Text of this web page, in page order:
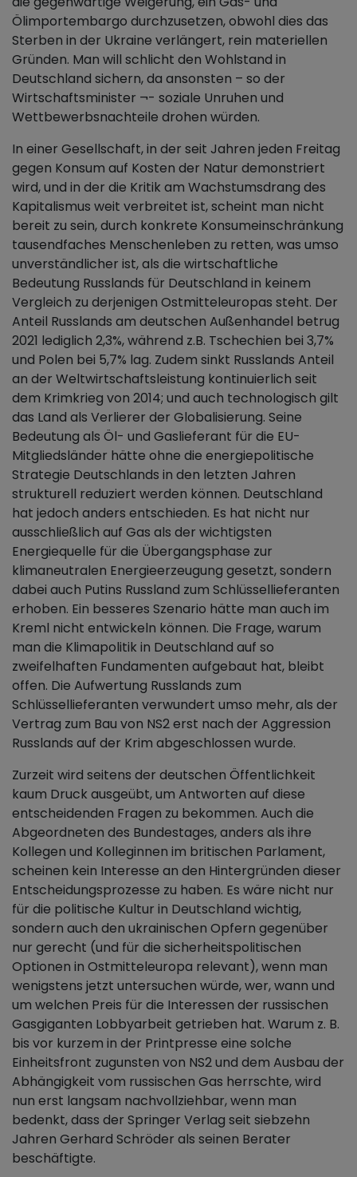
Ölimportembargo durchzusetzen, obwohl dies das
Sterben in der Ukraine verlängert, rein materiellen
Gründen. Man will schlicht den Wohlstand in
Deutschland sichern, da ansonsten – so der
Wirtschaftsminister ¬- soziale Unruhen und
Wettbewerbsnachteile drohen würden.
In einer Gesellschaft, in der seit Jahren jeden Freitag
gegen Konsum auf Kosten der Natur demonstriert
wird, und in der die Kritik am Wachstumsdrang des
Kapitalismus weit verbreitet ist, scheint man nicht
bereit zu sein, durch konkrete Konsumeinschränkung
tausendfaches Menschenleben zu retten, was umso
unverständlicher ist, als die wirtschaftliche
Bedeutung Russlands für Deutschland in keinem
Vergleich zu derjenigen Ostmitteleuropas steht. Der
Anteil Russlands am deutschen Außenhandel betrug
2021 lediglich 2,3%, während z.B. Tschechien bei 3,7%
und Polen bei 5,7% lag. Zudem sinkt Russlands Anteil
an der Weltwirtschaftsleistung kontinuierlich seit
dem Krimkrieg von 2014; und auch technologisch gilt
das Land als Verlierer der Globalisierung. Seine
Bedeutung als Öl- und Gaslieferant für die EU-
Mitgliedsländer hätte ohne die energiepolitische
Strategie Deutschlands in den letzten Jahren
strukturell reduziert werden können. Deutschland
hat jedoch anders entschieden. Es hat nicht nur
ausschließlich auf Gas als der wichtigsten
Energiequelle für die Übergangsphase zur
klimaneutralen Energieerzeugung gesetzt, sondern
dabei auch Putins Russland zum Schlüssellieferanten
erhoben. Ein besseres Szenario hätte man auch im
Kreml nicht entwickeln können. Die Frage, warum
man die Klimapolitik in Deutschland auf so
zweifelhaften Fundamenten aufgebaut hat, bleibt
offen. Die Aufwertung Russlands zum
Schlüssellieferanten verwundert umso mehr, als der
Vertrag zum Bau von NS2 erst nach der Aggression
Russlands auf der Krim abgeschlossen wurde.
Zurzeit wird seitens der deutschen Öffentlichkeit
kaum Druck ausgeübt, um Antworten auf diese
entscheidenden Fragen zu bekommen. Auch die
Abgeordneten des Bundestages, anders als ihre
Kollegen und Kolleginnen im britischen Parlament,
scheinen kein Interesse an den Hintergründen dieser
Entscheidungsprozesse zu haben. Es wäre nicht nur
für die politische Kultur in Deutschland wichtig,
sondern auch den ukrainischen Opfern gegenüber
nur gerecht (und für die sicherheitspolitischen
Optionen in Ostmitteleuropa relevant), wenn man
wenigstens jetzt untersuchen würde, wer, wann und
um welchen Preis für die Interessen der russischen
Gasgiganten Lobbyarbeit getrieben hat. Warum z. B.
bis vor kurzem in der Printpresse eine solche
Einheitsfront zugunsten von NS2 und dem Ausbau der
Abhängigkeit vom russischen Gas herrschte, wird
nun erst langsam nachvollziehbar, wenn man
bedenkt, dass der Springer Verlag seit siebzehn
Jahren Gerhard Schröder als seinen Berater
beschäftigte.